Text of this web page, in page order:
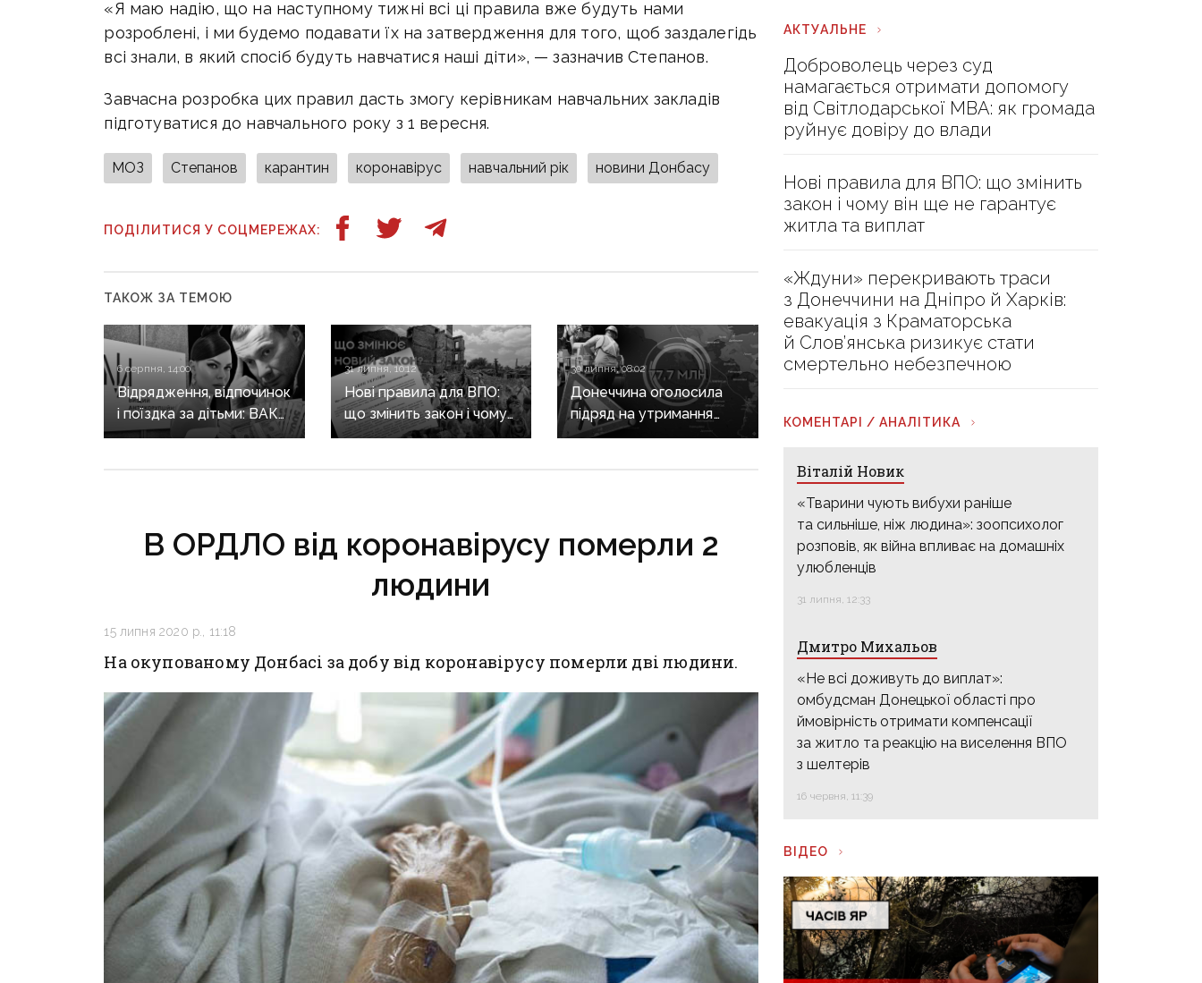
«Я маю надію, що на наступному тижні всі ці правила вже будуть нами
розроблені, і ми будемо подавати їх на затвердження для того, щоб заздалегідь
всі знали, в який спосіб будуть навчатися наші діти», — зазначив Степанов.
Завчасна розробка цих правил дасть змогу керівникам навчальних закладів
підготуватися до навчального року з 1 вересня.
МОЗ Степанов карантин коронавірус навчальний рік новини Донбасу
ПОДІЛИТИСЯ У СОЦМЕРЕЖАХ:
ТАКОЖ ЗА ТЕМОЮ
6 серпня, 14:00
Відрядження, відпочинок
і поїздка за дітьми: ВАКС
знову відмовив
31 липня, 10:12
Нові правила для ВПО:
що змінить закон і чому
він ще не гарантує
30 липня, 08:02
Донеччина оголосила
підряд на утримання
дороги
В ОРДЛО від коронавірусу померли 2
людини
15 липня 2020 р., 11:18
На окупованому Донбасі за добу від коронавірусу померли дві людини.
АКТУАЛЬНЕ
Доброволець через суд
намагається отримати допомогу
від Світлодарської МВА: як громада
руйнує довіру до влади
Нові правила для ВПО: що змінить
закон і чому він ще не гарантує
житла та виплат
«Ждуни» перекривають траси
з Донеччини на Дніпро й Харків:
евакуація з Краматорська
й Слов’янська ризикує стати
смертельно небезпечною
КОМЕНТАРІ / АНАЛІТИКА
Віталій Новик
«Тварини чують вибухи раніше
та сильніше, ніж людина»: зоопсихолог
розповів, як війна впливає на домашніх
улюбленців
31 липня, 12:33
Дмитро Михальов
«Не всі доживуть до виплат»:
омбудсман Донецької області про
ймовірність отримати компенсації
за житло та реакцію на виселення ВПО
з шелтерів
16 червня, 11:39
ВІДЕО